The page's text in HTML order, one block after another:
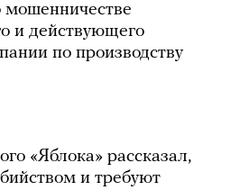
и действующего
по производству
«Яблока» рассказал,
и требуют